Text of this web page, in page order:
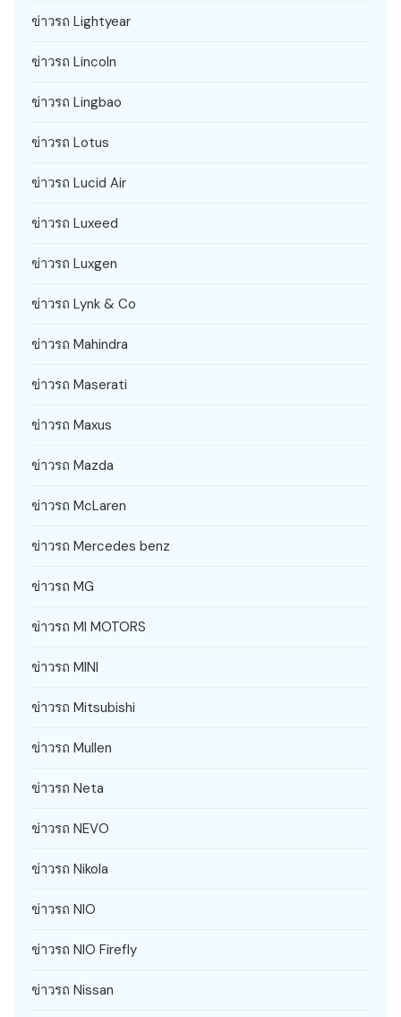
ข่าวรถ Lightyear
ข่าวรถ Lincoln
ข่าวรถ Lingbao
ข่าวรถ Lotus
ข่าวรถ Lucid Air
ข่าวรถ Luxeed
ข่าวรถ Luxgen
ข่าวรถ Lynk & Co
ข่าวรถ Mahindra
ข่าวรถ Maserati
ข่าวรถ Maxus
ข่าวรถ Mazda
ข่าวรถ McLaren
ข่าวรถ Mercedes benz
ข่าวรถ MG
ข่าวรถ MI MOTORS
ข่าวรถ MINI
ข่าวรถ Mitsubishi
ข่าวรถ Mullen
ข่าวรถ Neta
ข่าวรถ NEVO
ข่าวรถ Nikola
ข่าวรถ NIO
ข่าวรถ NIO Firefly
ข่าวรถ Nissan